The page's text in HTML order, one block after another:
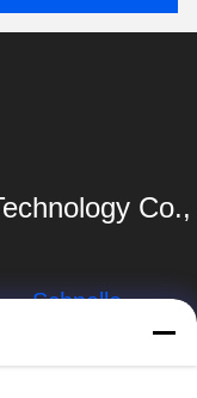
Co.,
Schnelle